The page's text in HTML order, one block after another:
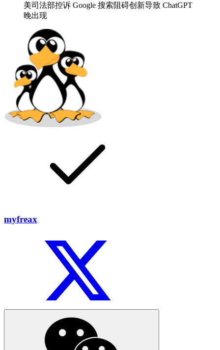
美司法部控诉 Google 搜索阻碍创新导致 ChatGPT
晚出现
myfreax